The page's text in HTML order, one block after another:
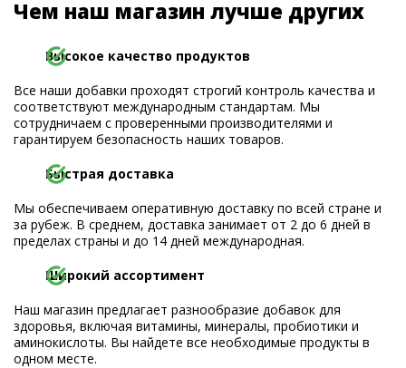
Чем наш магазин лучше других
Высокое качество продуктов
Все наши добавки проходят строгий контроль качества и
соответствуют международным стандартам. Мы
сотрудничаем с проверенными производителями и
гарантируем безопасность наших товаров.
Быстрая доставка
Мы обеспечиваем оперативную доставку по всей стране и
за рубеж. В среднем, доставка занимает от 2 до 6 дней в
пределах страны и до 14 дней международная.
Широкий ассортимент
Наш магазин предлагает разнообразие добавок для
здоровья, включая витамины, минералы, пробиотики и
аминокислоты. Вы найдете все необходимые продукты в
одном месте.